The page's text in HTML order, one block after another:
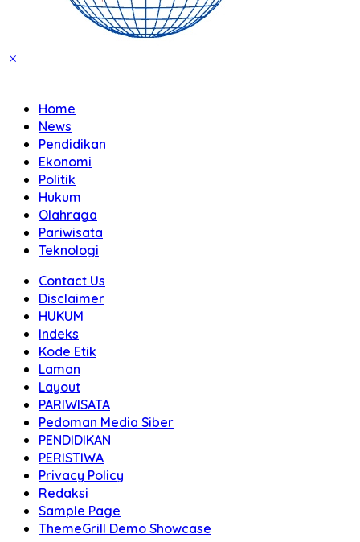
Home
News
Pendidikan
Ekonomi
Politik
Hukum
Olahraga
Pariwisata
Teknologi
Contact Us
Disclaimer
HUKUM
Indeks
Kode Etik
Laman
Layout
PARIWISATA
Pedoman Media Siber
PENDIDIKAN
PERISTIWA
Privacy Policy
Redaksi
Sample Page
ThemeGrill Demo Showcase